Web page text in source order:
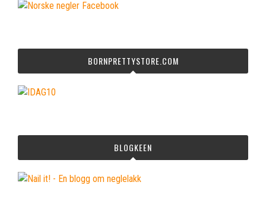
BORNPRETTYSTORE.COM
BLOGKEEN